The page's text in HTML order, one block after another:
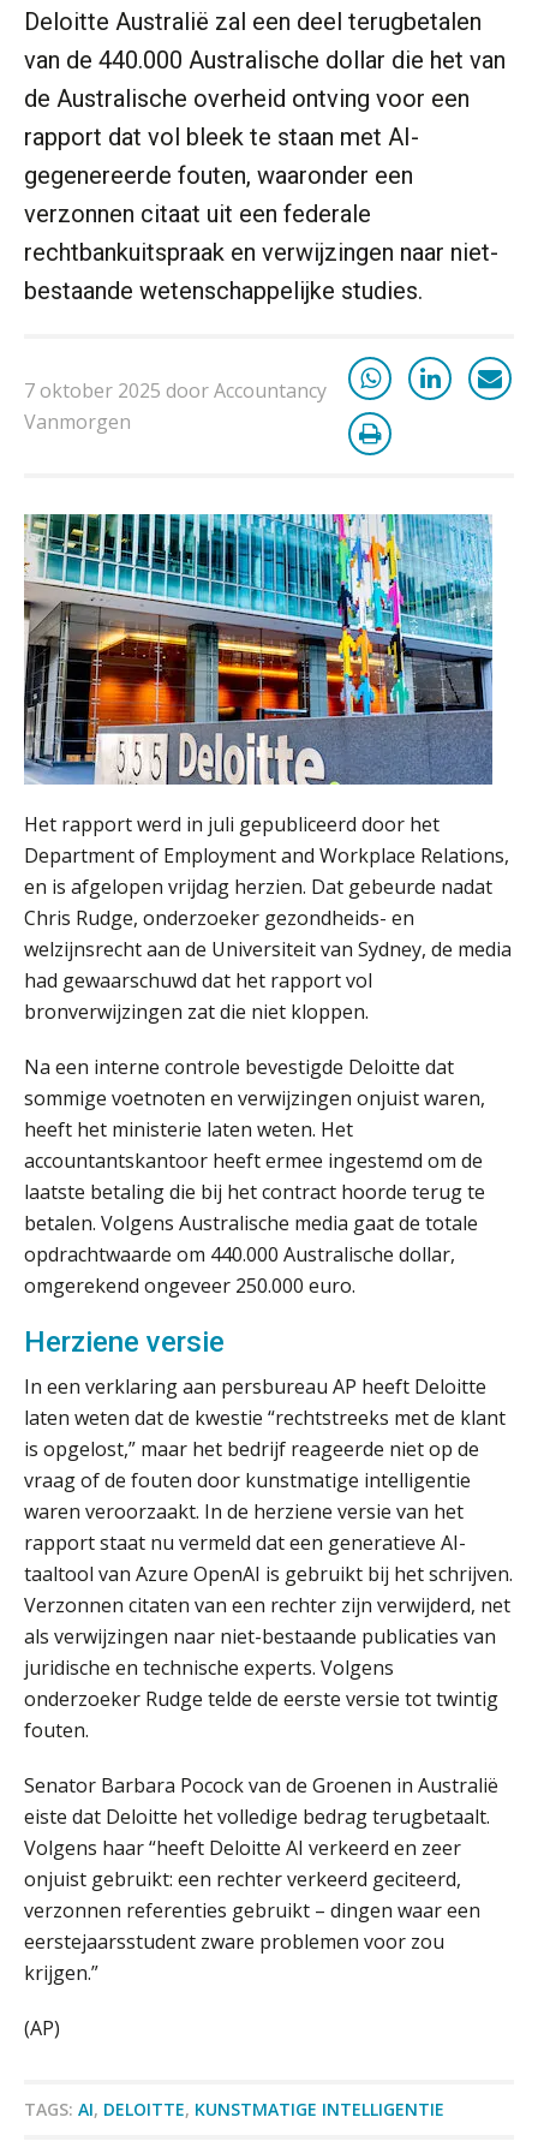
Deloitte Australië zal een deel terugbetalen
van de 440.000 Australische dollar die het van
de Australische overheid ontving voor een
rapport dat vol bleek te staan met AI-
gegenereerde fouten, waaronder een
verzonnen citaat uit een federale
rechtbankuitspraak en verwijzingen naar niet-
bestaande wetenschappelijke studies.
7 oktober 2025 door Accountancy
Vanmorgen
Het rapport werd in juli gepubliceerd door het
Department of Employment and Workplace Relations,
en is afgelopen vrijdag herzien. Dat gebeurde nadat
Chris Rudge, onderzoeker gezondheids- en
welzijnsrecht aan de Universiteit van Sydney, de media
had gewaarschuwd dat het rapport vol
bronverwijzingen zat die niet kloppen.
Na een interne controle bevestigde Deloitte dat
sommige voetnoten en verwijzingen onjuist waren,
heeft het ministerie laten weten. Het
accountantskantoor heeft ermee ingestemd om de
laatste betaling die bij het contract hoorde terug te
betalen. Volgens Australische media gaat de totale
opdrachtwaarde om 440.000 Australische dollar,
omgerekend ongeveer 250.000 euro.
Herziene versie
In een verklaring aan persbureau AP heeft Deloitte
laten weten dat de kwestie “rechtstreeks met de klant
is opgelost,” maar het bedrijf reageerde niet op de
vraag of de fouten door kunstmatige intelligentie
waren veroorzaakt. In de herziene versie van het
rapport staat nu vermeld dat een generatieve AI-
taaltool van Azure OpenAI is gebruikt bij het schrijven.
Verzonnen citaten van een rechter zijn verwijderd, net
als verwijzingen naar niet-bestaande publicaties van
juridische en technische experts. Volgens
onderzoeker Rudge telde de eerste versie tot twintig
fouten.
Senator Barbara Pocock van de Groenen in Australië
eiste dat Deloitte het volledige bedrag terugbetaalt.
Volgens haar “heeft Deloitte AI verkeerd en zeer
onjuist gebruikt: een rechter verkeerd geciteerd,
verzonnen referenties gebruikt – dingen waar een
eerstejaarsstudent zware problemen voor zou
krijgen.”
(AP)
TAGS: AI, DELOITTE, KUNSTMATIGE INTELLIGENTIE
De curator klopt aan: wat moet een
accountantskantoor afgeven bij een
faillissement van een klant?
Eenvoudig bankrekeningen koppelen
met Twinfield, Exact Online en
Snelstart
Van Mook: “Met Minox Focus wil ik
klanten.”
Van losse vastlegging naar
aantoonbare grip op KYC en de Wwft
een structuur die iedereen begrijpt”
Scan-en-herken haalt de druk niet van
je kwartaalafsluiting. Dit wel.
belast met btw
Informer Money genomineerd voor
Best FinTech Startup of the Year
België
Wwft-compliance in 2026: doen we
het beter dan vorig jaar?
ICT & AI | Volledig automatische
factuurverwerking: zo kom je er
extra kwetsbaar voor
boekhoudfouten
Blog | Aandachtspunten bij de
transitie in verband met de Wet
toekomst pensioenen voor de
werkgever
ontslaggrond: zo begeleid je jouw
klant
Duizenden Nederlanders in de knel
door Amerikaanse belastingwet
Het functiegemak van de INT bij
adviezen over en aangiften van erf-
en schenkbelasting.
Zomer. Tijd om je loopbaan onder
de loep te nemen.
vakantiewoningen
5 signalen dat jouw relatiebeheer
niet meer werkt (en hoe je dat oplost)
Fusies en overnames | Met
waardebepalingen bedrijfsadvies
dichter bij de ondernemer
Van Wwft naar AMLR: wat verandert
er in 2027?
Werven op klik is willekeurig. Zo
verminder je verloop structureel.
Buy & build: urenregistratie als
verborgen EBITDA-hefboom
PIA Group